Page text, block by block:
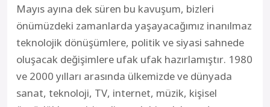
Mayıs ayına dek süren bu kavuşum, bizleri
önümüzdeki zamanlarda yaşayacağımız inanılmaz
teknolojik dönüşümlere, politik ve siyasi sahnede
oluşacak değişimlere ufak ufak hazırlamıştır. 1980
ve 2000 yılları arasında ülkemizde ve dünyada
sanat, teknoloji, TV, internet, müzik, kişisel